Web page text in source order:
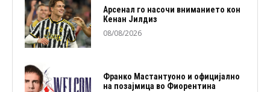
Арсенал го насочи вниманието кон
Кенан Јилдиз
08/08/2026
Франко Мастантуоно и официјално
на позајмица во Фиорентина